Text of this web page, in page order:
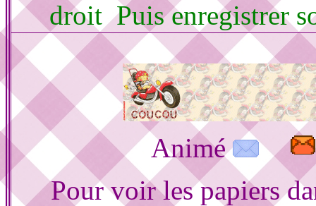
droit Puis enregistrer
Animé
Pour voir les papiers